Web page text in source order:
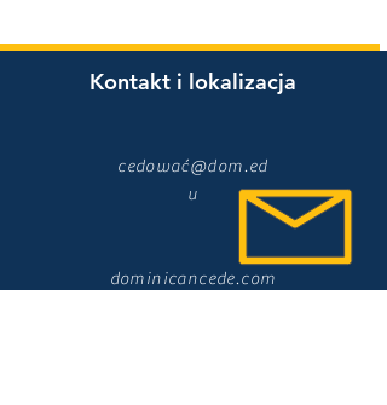
Kontakt i lokalizacja
cedować@dom.ed
u
dominicancede.com